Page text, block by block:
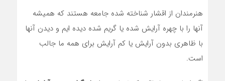
هنرمندان از اقشار شناخته شده جامعه هستند که همیشه
آنها را با چهره آرایش شده یا گریم شده دیده ایم و دیدن آنها
با ظاهری بدون آرایش یا کم آرایش برای همه ما جالب
است.